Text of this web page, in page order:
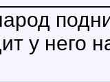
у него